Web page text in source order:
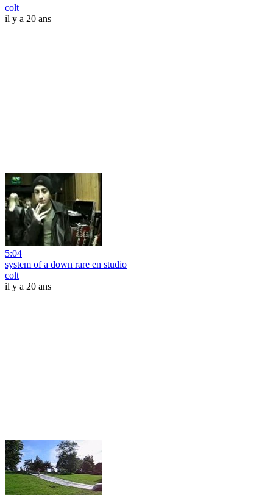
colt
il y a 20 ans
5:04
system of a down rare en studio
colt
il y a 20 ans